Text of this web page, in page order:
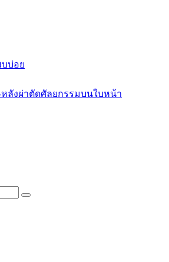
บ่อย
ลังผ่าตัดศัลยกรรมบนใบหน้า